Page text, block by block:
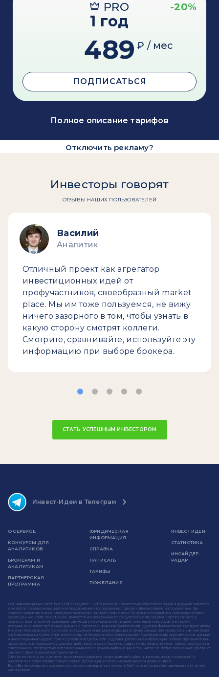
PRO -20%
1 год
489 ₽ / мес
ПОДПИСАТЬСЯ
Полное описание тарифов
Отключить рекламу?
Инвесторы говорят
ОТЗЫВЫ НАШИХ ПОЛЬЗОВАТЕЛЕЙ
Василий
Аналитик
Отличный проект как агрегатор
инвестиционных идей от
профучастников, своеобразный market
place. Мы им тоже пользуемся, не вижу
ничего зазорного в том, чтобы узнать в
какую сторону смотрят коллеги.
Смотрите, сравнивайте, используйте эту
информацию при выборе брокера.
СТАТЬ УСПЕШНЫМ ИНВЕСТОРОМ
Инвест-Идеи в Телеграм
О СЕРВИСЕ
КОНКУРСЫ ДЛЯ
АНАЛИТИКОВ
БРОКЕРАМ И
АНАЛИТИКАМ
ПАРТНЕРСКАЯ
ПРОГРАММА
ЮРИДИЧЕСКАЯ
ИНФОРМАЦИЯ
СПРАВКА
НАПИСАТЬ
ТАРИФЫ
ПОЖЕЛАНИЯ
ИНВЕСТ ИДЕИ
СТАТИСТИКА
ИНСАЙДЕР-
РАДАР
Вся информация на сайте invest-idei.ru (далее - Сайт) носит исключительно образовательный и научный характер
и не является рекомендацией или предложением к совершению сделок с финансовыми инструментами. Вы
можете следовать или не следовать прогнозам на свой страх и риск. Компании и аналитики, прогнозы которых
размещены на сайте invest-idei.ru, являются независимыми от создателей сайта лицами. Сайт invest-idei.ru
является агрегатором информации, размещенной указанными лицами на интернет-ресурсах и в прочих
источниках, а также публичных данных о сделках с ценными бумагами или другими финансовыми инструментами.
Клиенты брокеров могут получать по подписке иные рекомендации, а также раньше или позже того, как они были
опубликованы на Сайте. Сайт invest-idei.ru не берет на себя обязательство корректировать аналитические данные
и инвестиционные идеи в связи с утратой актуальности содержащейся в них информации, а также при выявлении
несоответствия приводимых данных действительности. Администрация invest-idei.ru не несет ответственности за
содержание и последствия использования размещенной информации, в том числе за любые возможные убытки от
сделок с финансовыми инструментами.
Сайт invest-idei.ru не участвует во взаимоотношениях пользователей сайта и инвестиционных компаний и
аналитиков, предоставляя только сервис публикации и отслеживания инвестиционных идей.
Если Вы не согласны с данными условиями, немедленно покиньте Сайт и не используйте размещенную на нем
информацию.